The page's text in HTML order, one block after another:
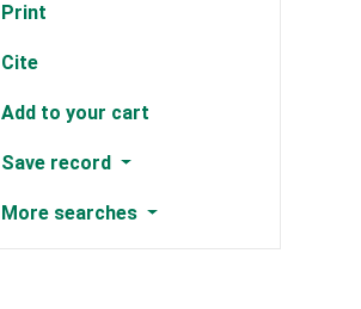
Print
Cite
Add to your cart
Save record
More searches